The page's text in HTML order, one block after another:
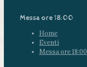
Messa ore 18:00
Home
Eventi
Messa ore 18:00